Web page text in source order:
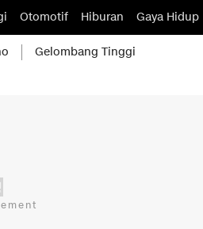
Otomotif Hiburan Gaya Hidup
Gelombang Tinggi